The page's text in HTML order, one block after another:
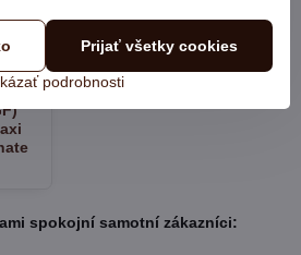
spokojní samotní zákazníci:
podrobnosti
Prijať všetky cookies